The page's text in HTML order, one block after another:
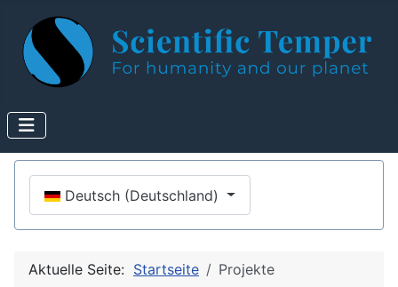
Deutsch (Deutschland)
Aktuelle Seite: Startseite Projekte